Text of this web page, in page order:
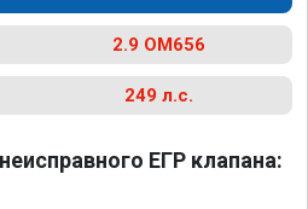
2.9 OM656
249 л.с.
ЕГР клапана: